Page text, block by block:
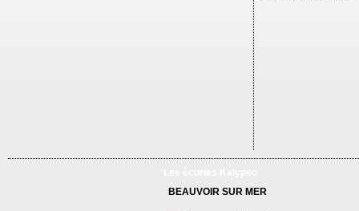
BEAUVOIR SUR MER